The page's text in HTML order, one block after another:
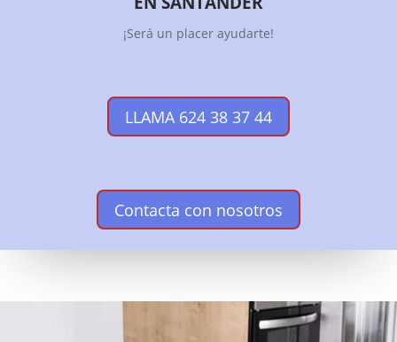
¡Será un placer ayudarte!
LLAMA 624 38 37 44
Contacta con nosotros